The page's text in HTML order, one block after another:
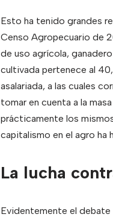
Esto ha tenido grandes
Censo Agropecuario de
de uso agrícola,
cultivada pertenece al
asalariada, a las cuales
tomar en cuenta a la
prácticamente los
capitalismo en el agro ha
La lucha
Evidentemente el debate